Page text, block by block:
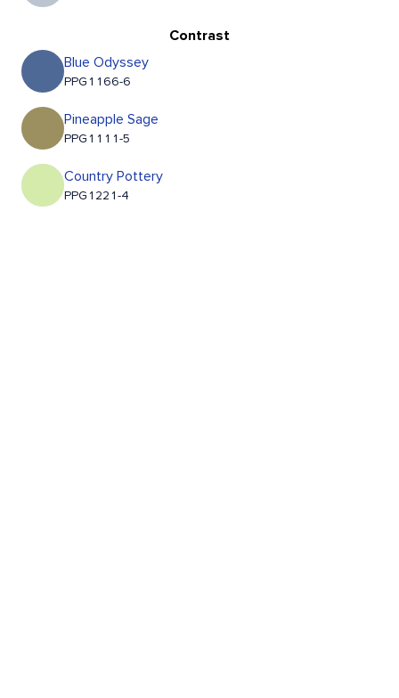
Contrast
Blue Odyssey
PPG1166-6
Pineapple Sage
PPG1111-5
Country Pottery
PPG1221-4